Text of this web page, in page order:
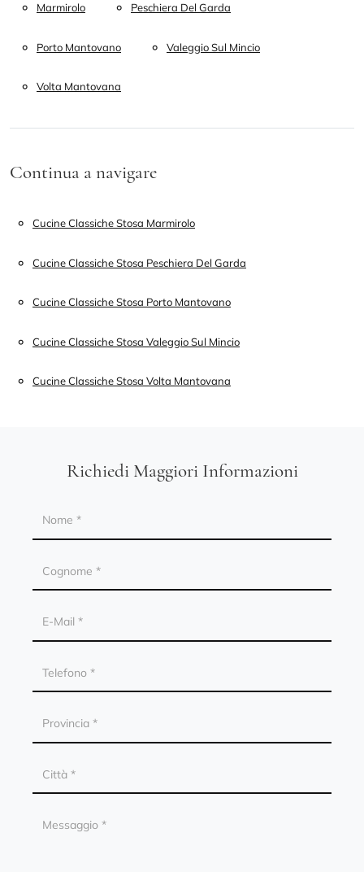
Marmirolo Peschiera Del Garda
Porto Mantovano Valeggio Sul Mincio
Volta Mantovana
Continua a navigare
Cucine Classiche Stosa Marmirolo
Cucine Classiche Stosa Peschiera Del Garda
Cucine Classiche Stosa Porto Mantovano
Cucine Classiche Stosa Valeggio Sul Mincio
Cucine Classiche Stosa Volta Mantovana
Richiedi Maggiori Informazioni